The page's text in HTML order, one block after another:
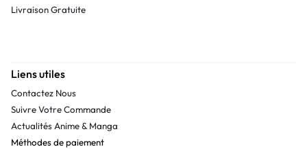
Livraison Gratuite
Liens utiles
Contactez Nous
Suivre Votre Commande
Actualités Anime & Manga
Méthodes de paiement